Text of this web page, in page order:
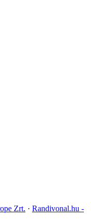
Zrt. · Randivonal.hu -